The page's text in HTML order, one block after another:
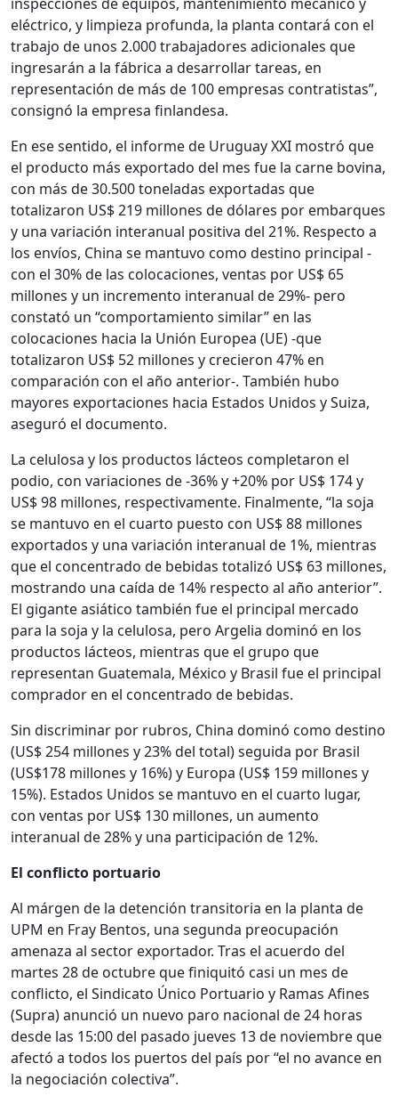
eléctrico, y limpieza profunda, la planta contará con el
trabajo de unos 2.000 trabajadores adicionales que
ingresarán a la fábrica a desarrollar tareas, en
representación de más de 100 empresas contratistas”,
consignó la empresa finlandesa.
En ese sentido, el informe de Uruguay XXI mostró que
el producto más exportado del mes fue la carne bovina,
con más de 30.500 toneladas exportadas que
totalizaron US$ 219 millones de dólares por embarques
y una variación interanual positiva del 21%. Respecto a
los envíos, China se mantuvo como destino principal -
con el 30% de las colocaciones, ventas por US$ 65
millones y un incremento interanual de 29%- pero
constató un “comportamiento similar” en las
colocaciones hacia la Unión Europea (UE) -que
totalizaron US$ 52 millones y crecieron 47% en
comparación con el año anterior-. También hubo
mayores exportaciones hacia Estados Unidos y Suiza,
aseguró el documento.
La celulosa y los productos lácteos completaron el
podio, con variaciones de -36% y +20% por US$ 174 y
US$ 98 millones, respectivamente. Finalmente, “la soja
se mantuvo en el cuarto puesto con US$ 88 millones
exportados y una variación interanual de 1%, mientras
que el concentrado de bebidas totalizó US$ 63 millones,
mostrando una caída de 14% respecto al año anterior”.
El gigante asiático también fue el principal mercado
para la soja y la celulosa, pero Argelia dominó en los
productos lácteos, mientras que el grupo que
representan Guatemala, México y Brasil fue el principal
comprador en el concentrado de bebidas.
Sin discriminar por rubros, China dominó como destino
(US$ 254 millones y 23% del total) seguida por Brasil
(US$178 millones y 16%) y Europa (US$ 159 millones y
15%). Estados Unidos se mantuvo en el cuarto lugar,
con ventas por US$ 130 millones, un aumento
interanual de 28% y una participación de 12%.
El conflicto portuario
Al márgen de la detención transitoria en la planta de
UPM en Fray Bentos, una segunda preocupación
amenaza al sector exportador. Tras el acuerdo del
martes 28 de octubre que finiquitó casi un mes de
conflicto, el Sindicato Único Portuario y Ramas Afines
(Supra) anunció un nuevo paro nacional de 24 horas
desde las 15:00 del pasado jueves 13 de noviembre que
afectó a todos los puertos del país por “el no avance en
la negociación colectiva”.